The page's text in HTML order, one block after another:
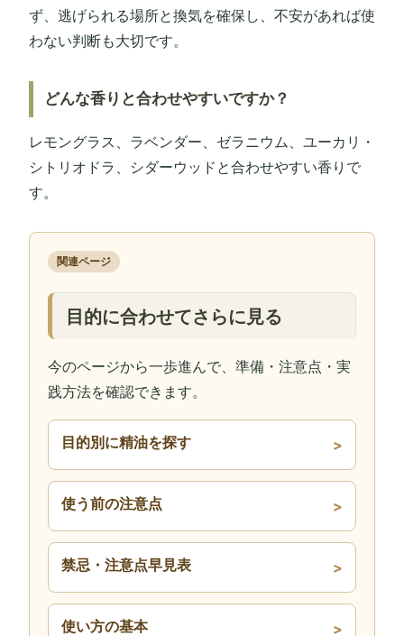
ず、逃げられる場所と換気を確保し、不安があれば使
わない判断も大切です。
どんな香りと合わせやすいですか？
レモングラス、ラベンダー、ゼラニウム、ユーカリ・
シトリオドラ、シダーウッドと合わせやすい香りで
す。
関連ページ
目的に合わせてさらに見る
今のページから一歩進んで、準備・注意点・実
践方法を確認できます。
目的別に精油を探す
使う前の注意点
禁忌・注意点早見表
使い方の基本